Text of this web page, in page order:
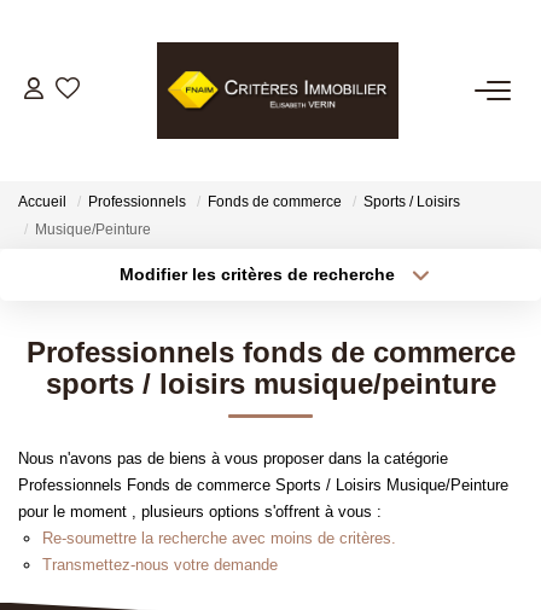
LOCATIONS
GESTION LOCATIVE
ESTIMATION
BIENS VENDUS
NOTRE AGENCE
Présentation
Accueil Professionnels Fonds de commerce
Sports / Loisirs
Musique/Peinture
Modifier les critères de recherche
Sélectionnez...
Type de bien
Surface min
Créer une alerte
Professionnels fonds de commerce
sports / loisirs musique/peinture
Nous n'avons pas de biens à vous proposer dans la catégorie
Professionnels Fonds de commerce Sports / Loisirs Musique/Peinture
pour le moment , plusieurs options s'offrent à vous :
Re-soumettre la recherche avec moins de critères.
Transmettez-nous votre demande